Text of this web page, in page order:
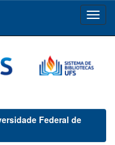
Federal de